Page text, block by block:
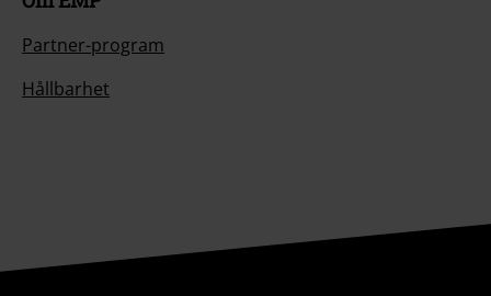
Partner-program
Hållbarhet